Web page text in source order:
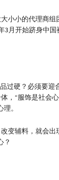
小小的代理商组
3月开始跻身中国
过硬？必须要迎
，“服饰是社会
。
变辅料，就会出
？